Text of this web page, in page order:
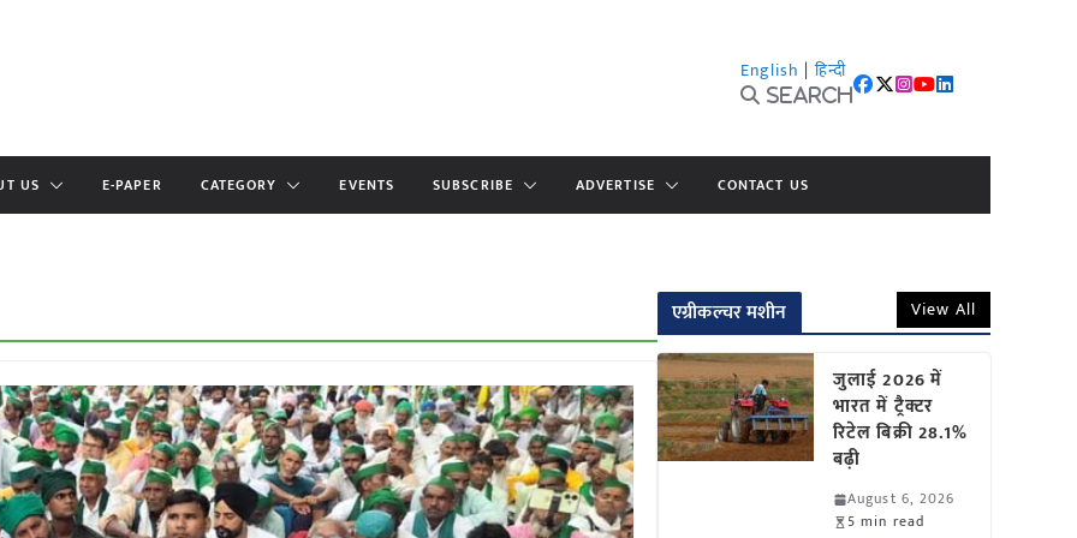
English | हिन्दी
Search
US E-PAPER CATEGORY EVENTS SUBSCRIBE ADVERTISE CONTACT US
एग्रीकल्चर मशीन View All
जुलाई 2026 में
भारत में ट्रैक्टर
रिटेल बिक्री 28.1%
बढ़ी
August 6, 2026
5 min read